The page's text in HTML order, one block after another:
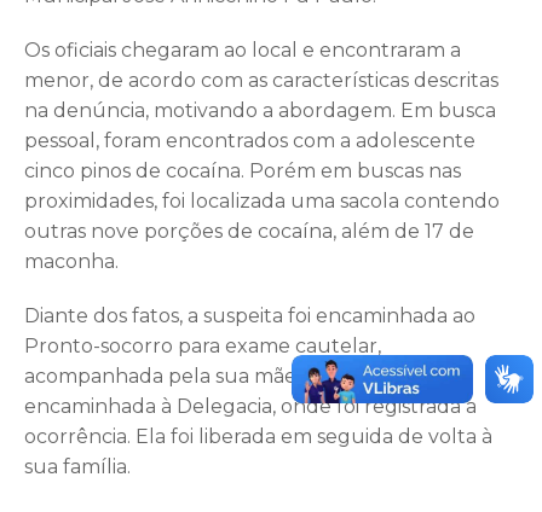
Os oficiais chegaram ao local e encontraram a
menor, de acordo com as características descritas
na denúncia, motivando a abordagem. Em busca
pessoal, foram encontrados com a adolescente
cinco pinos de cocaína. Porém em buscas nas
proximidades, foi localizada uma sacola contendo
outras nove porções de cocaína, além de 17 de
maconha.
Diante dos fatos, a suspeita foi encaminhada ao
Pronto-socorro para exame cautelar,
acompanhada pela sua mãe, e posteriormente
encaminhada à Delegacia, onde foi registrada a
ocorrência. Ela foi liberada em seguida de volta à
sua família.